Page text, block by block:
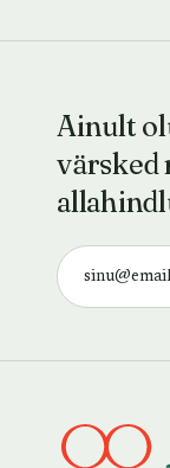
Ainult
värsked